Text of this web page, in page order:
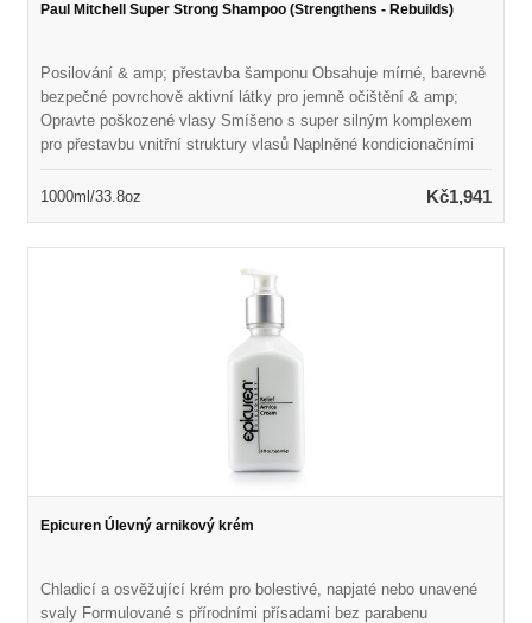
Paul Mitchell Super Strong Shampoo (Strengthens - Rebuilds)
Posilování & amp; přestavba šamponu Obsahuje mírné, barevně
bezpečné povrchově aktivní látky pro jemně očištění & amp;
Opravte poškozené vlasy Smíšeno s super silným komplexem
pro přestavbu vnitřní struktury vlasů Naplněné kondicionačními
zároveň zabraňuje poškození každodenními příčinami Zvyšuje
1000ml/33.8oz Kč1,941
Epicuren Úlevný arnikový krém
Chladicí a osvěžující krém pro bolestivé, napjaté nebo unavené
svaly Formulované s přírodními přísadami bez parabenu